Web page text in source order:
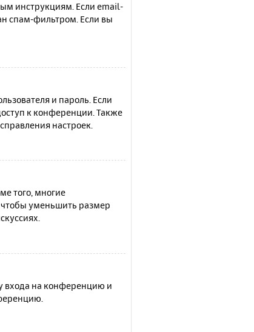
инструкциям. Если email-
спам-фильтром. Если вы
и пароль. Если
к конференции. Также
настроек.
того, многие
уменьшить размер
входа на конференцию и